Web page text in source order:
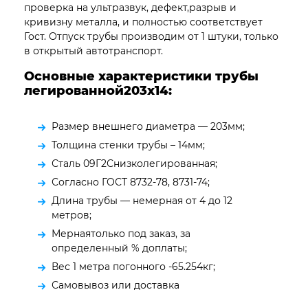
проверка на ультразвук, дефект,разрыв и
кривизну металла, и полностью соответствует
Гост. Отпуск трубы производим от 1 штуки, только
в открытый автотранспорт.
Основные характеристики трубы
легированной203х14:
Размер внешнего диаметра — 203мм;
Толщина стенки трубы – 14мм;
Сталь 09Г2Снизколегированная;
Согласно ГОСТ 8732-78, 8731-74;
Длина трубы — немерная от 4 до 12
метров;
Мернаятолько под заказ, за
определенный % доплаты;
Вес 1 метра погонного -65.254кг;
Самовывоз или доставка